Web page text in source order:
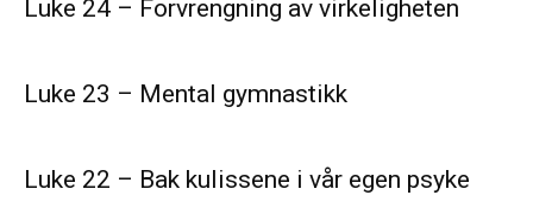
Luke 24 – Forvrengning av virkeligheten
Luke 23 – Mental gymnastikk
Luke 22 – Bak kulissene i vår egen psyke